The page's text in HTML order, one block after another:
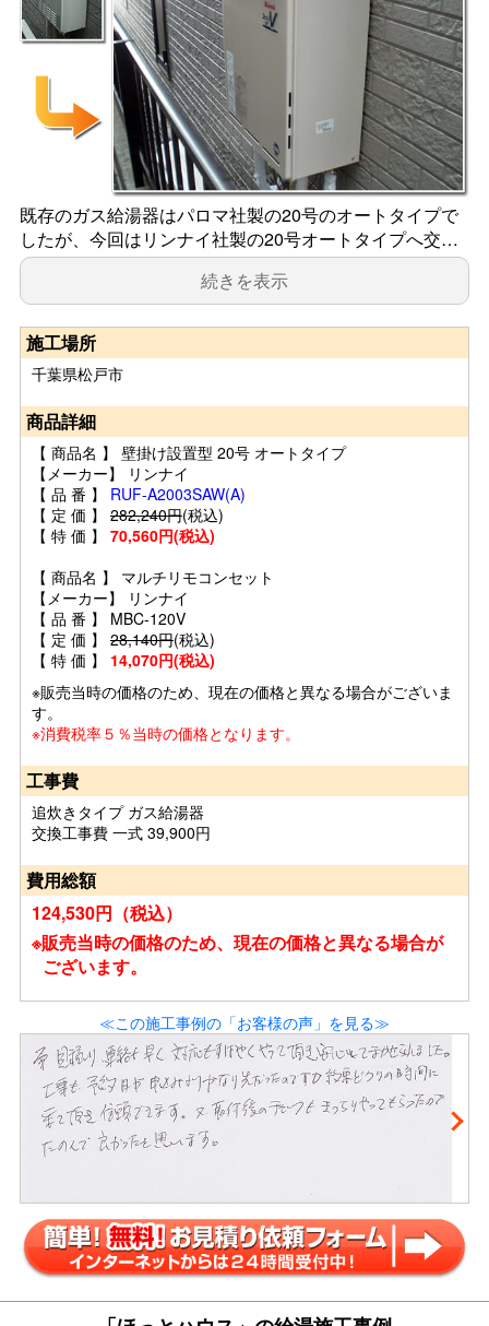
既存のガス給湯器はパロマ社製の20号のオートタイプで
したが、今回はリンナイ社製の20号オートタイプへ交…
続きを表示
施工場所
千葉県松戸市
商品詳細
【 商品名 】 壁掛け設置型 20号 オートタイプ
【メーカー】 リンナイ
【 品 番 】 RUF-A2003SAW(A)
【 定 価 】 282,240円(税込)
【 特 価 】 70,560円(税込)
【 商品名 】 マルチリモコンセット
【メーカー】 リンナイ
【 品 番 】 MBC-120V
【 定 価 】 28,140円(税込)
【 特 価 】 14,070円(税込)
※販売当時の価格のため、現在の価格と異なる場合がございま
す。
※消費税率５％当時の価格となります。
工事費
追炊きタイプ ガス給湯器
交換工事費 一式 39,900円
費用総額
124,530円（税込）
※販売当時の価格のため、現在の価格と異なる場合が
ございます。
≪この施工事例の「お客様の声」を見る≫